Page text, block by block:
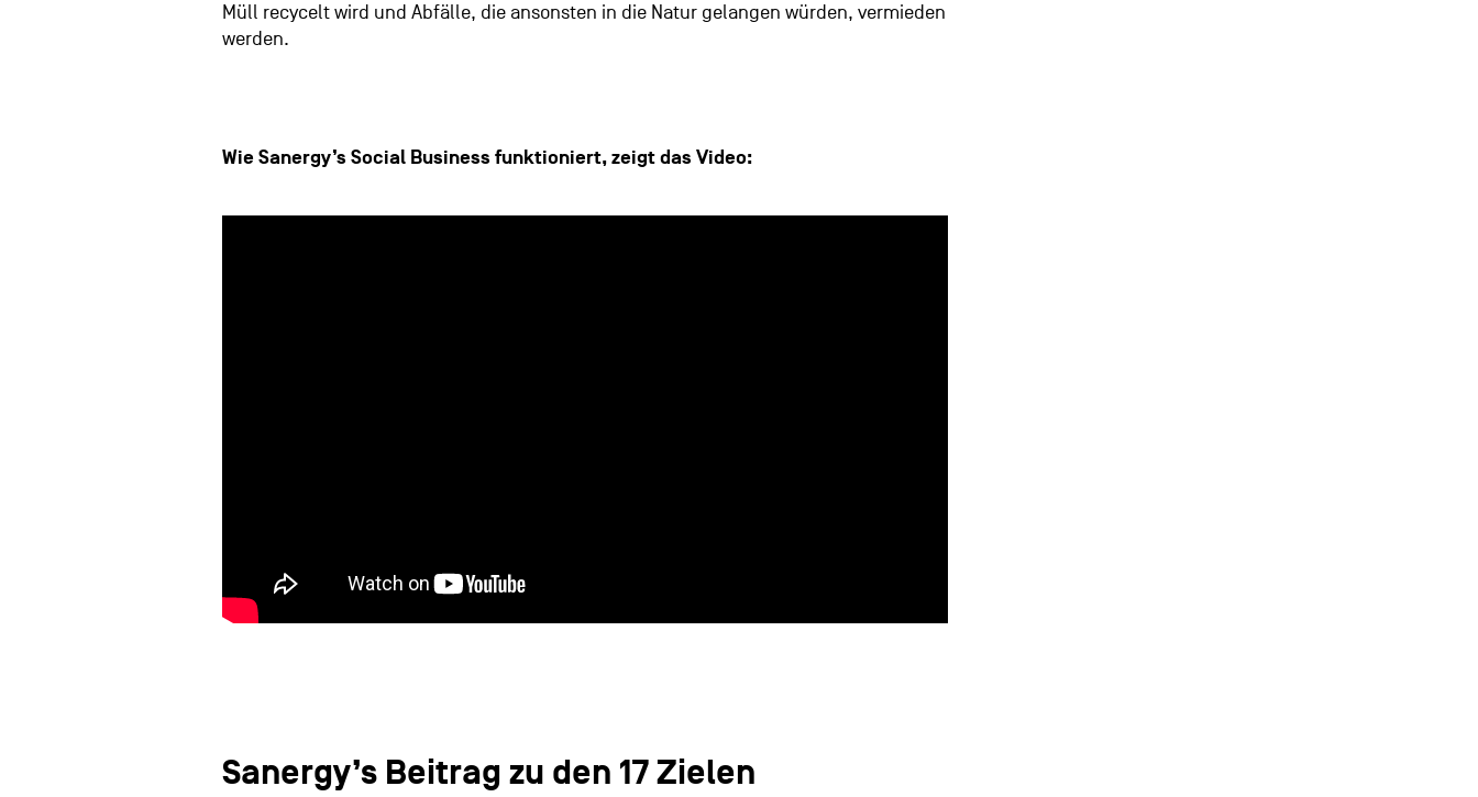
Müll recycelt wird und Abfälle, die ansonsten in die Natur gelangen würden, vermieden
werden.
Wie Sanergy’s Social Business funktioniert, zeigt das Video:
Sanergy’s Beitrag zu den 17 Zielen